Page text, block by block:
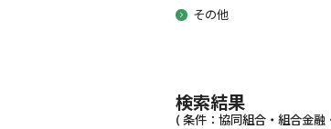
その他
検索結果
( 条件：協同組合・組合金